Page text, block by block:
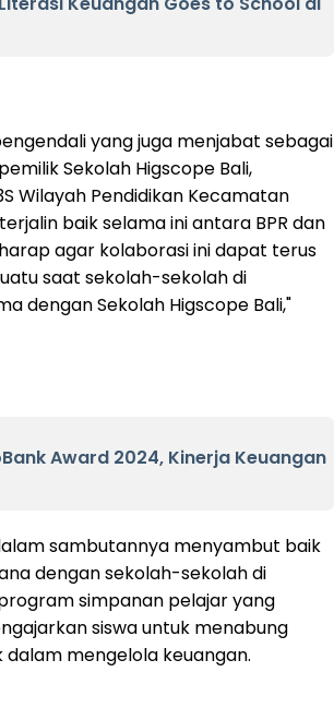
yang juga menjabat sebagai
Sekolah Higscope Bali,
Wilayah Pendidikan Kecamatan
baik selama ini antara BPR dan
agar kolaborasi ini dapat terus
saat sekolah-sekolah di
dengan Sekolah Higscope Bali,"
Award 2024, Kinerja Keuangan
sambutannya menyambut baik
dengan sekolah-sekolah di
simpanan pelajar yang
siswa untuk menabung
mengelola keuangan.